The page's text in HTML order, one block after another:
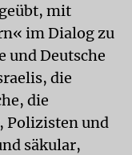
mit
im Dialog zu
und Deutsche
die
die
Polizisten und
säkular,